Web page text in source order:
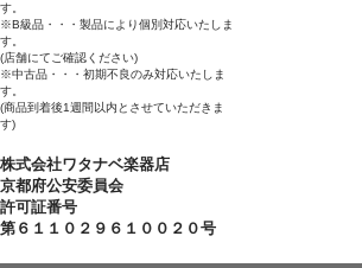
す。
※B級品・・・製品により個別対応いたしま
す。
(店舗にてご確認ください)
※中古品・・・初期不良のみ対応いたしま
す。
(商品到着後1週間以内とさせていただきま
す)
株式会社ワタナベ楽器店
京都府公安委員会
許可証番号
第６１１０２９６１００２０号